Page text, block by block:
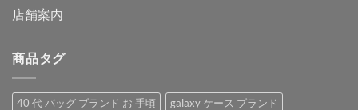
店舗案内
商品タグ
40 代 バッグ ブランド お 手頃
galaxy ケース ブランド